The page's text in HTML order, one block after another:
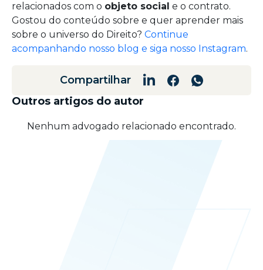
relacionados com o objeto social e o contrato.
Gostou do conteúdo sobre e quer aprender mais
sobre o universo do Direito? Continue
acompanhando nosso blog e siga nosso Instagram.
Compartilhar
Outros artigos do autor
Nenhum advogado relacionado encontrado.